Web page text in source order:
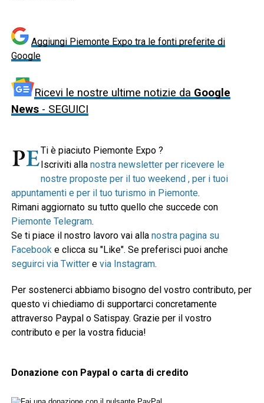
Aggiungi Piemonte Expo tra le fonti preferite di
Google
Ricevi le nostre ultime notizie da Google
News- SEGUICI
Ti è piaciuto Piemonte Expo ?
Iscriviti alla nostra newsletter per ricevere le
nostre proposte per il tuo weekend , per i tuoi
appuntamenti e per il tuo turismo in Piemonte.
Rimani aggiornato su tutto quello che succede con
Piemonte Telegram.
Se ti piace il nostro lavoro vai alla nostra pagina su
Facebook e clicca su "Like". Se preferisci puoi anche
seguirci via Twittere via Instagram.
Per sostenerci abbiamo bisogno del vostro contributo, per
questo vi chiediamo di supportarci concretamente
attraverso Paypal o Satispay. Grazie per il vostro
contributo e per la vostra fiducia!
Donazione con Paypal o carta di credito